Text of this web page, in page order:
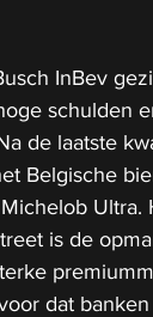
InBev
schulden
de laatste
Belgische
Ultra.
is de
dat